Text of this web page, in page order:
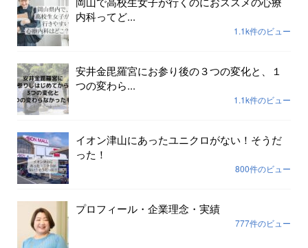
内科ってど...
1.1k件のビュー
安井金毘羅宮にお参り後の３つの変化と、１
つの変わら...
1.1k件のビュー
イオン津山にあったユニクロがない！そうだ
った！
800件のビュー
プロフィール・企業理念・実績
777件のビュー